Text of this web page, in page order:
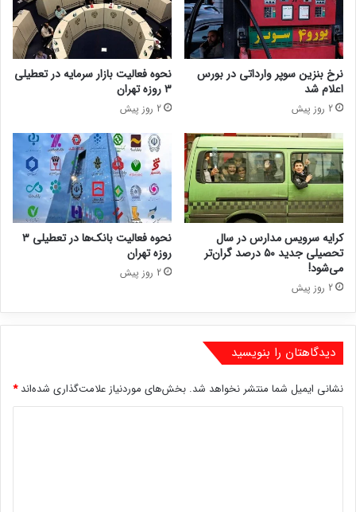
نرخ بنزین سوپر وارداتی در بورس
اعلام شد
2 روز پیش
نحوه فعالیت بازار سرمایه در تعطیلی
۳ روزه تهران
2 روز پیش
کرایه سرویس مدارس در سال
تحصیلی جدید ۵۰ درصد گران‌تر
می‌شود!
2 روز پیش
نحوه فعالیت بانک‌ها در تعطیلی ۳
روزه تهران
2 روز پیش
دیدگاهتان را بنویسید
نشانی ایمیل شما منتشر نخواهد شد. بخش‌های موردنیاز علامت‌گذاری شده‌اند*